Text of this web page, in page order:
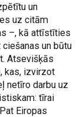
un
uz citām
–, kā attīstīties
un būtu
Atsevišķās
kas, izvirzot
netīro darbu uz
tīrai
Eiropas